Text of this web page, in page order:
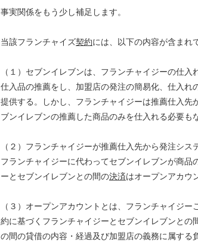
事実関係をもう少し補足します。
当該フランチャイズ契約には、以下の内容が含まれ
（１）セブンイレブンは、フランチャイジーの仕
仕入品の推薦をし、加盟店の発注の簡易化、仕入れ
提供する。しかし、フランチャイジーは推薦仕入先
ブンイレブンの推薦した商品のみを仕入れる必要も
（２）フランチャイジーが推薦仕入先から発注シス
フランチャイジーに代わってセブンイレブンが商品
ーとセブンイレブンとの間の決済はオープンアカウ
（３）オープンアカウントとは、フランチャイジ
約に基づくフランチャイジーとセブンイレブンとの
の間の貸借の内容・経過及び加盟店の義務に属する